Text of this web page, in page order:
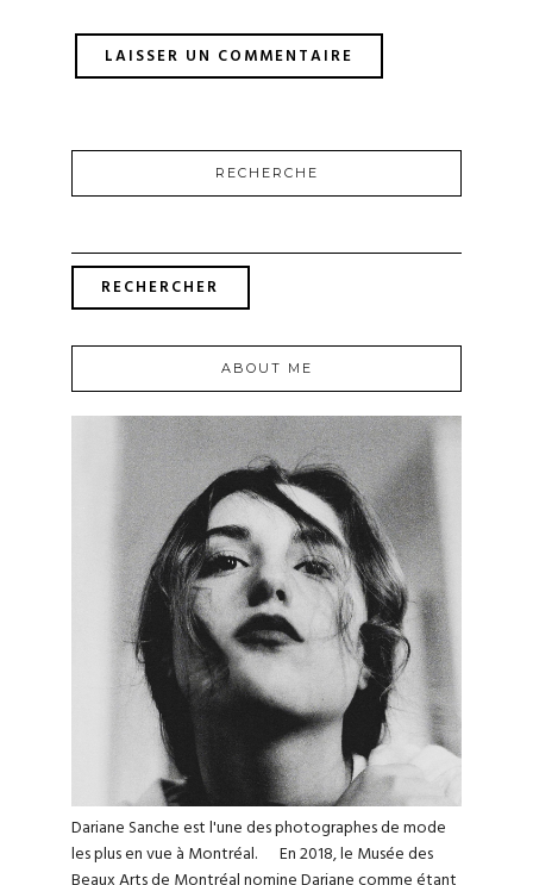
RECHERCHE
ABOUT ME
Dariane Sanche est l'une des photographes de mode
les plus en vue à Montréal. En 2018, le Musée des